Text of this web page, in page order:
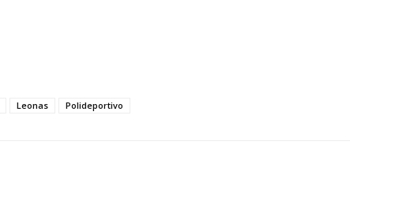
Leonas Polideportivo